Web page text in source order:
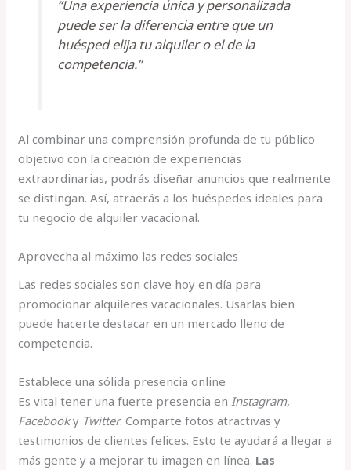
“Una experiencia única y personalizada
puede ser la diferencia entre que un
huésped elija tu alquiler o el de la
competencia.”
Al combinar una comprensión profunda de tu público
objetivo con la creación de experiencias
extraordinarias, podrás diseñar anuncios que realmente
se distingan. Así, atraerás a los huéspedes ideales para
tu negocio de alquiler vacacional.
Aprovecha al máximo las redes sociales
Las redes sociales son clave hoy en día para
promocionar alquileres vacacionales. Usarlas bien
puede hacerte destacar en un mercado lleno de
competencia.
Establece una sólida presencia online
Es vital tener una fuerte presencia en Instagram,
Facebooky Twitter. Comparte fotos atractivas y
testimonios de clientes felices. Esto te ayudará a llegar a
más gente y a mejorar tu imagen en línea. Las